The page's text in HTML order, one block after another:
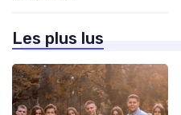
Les plus lus